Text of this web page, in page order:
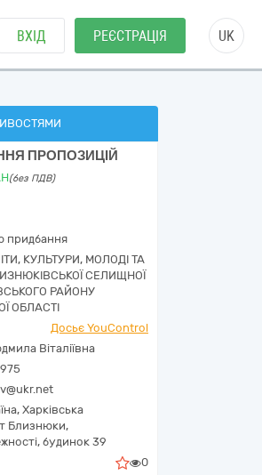
ВХІД РЕЄСТРАЦІЯ UK
ПРОПОЗИЦІЙ
(без ПДВ)
придбання
КУЛЬТУРИ, МОЛОДІ ТА
СЕЛИЩНОЇ
РАЙОНУ
ОБЛАСТІ
Досьє YouControl
Віталіївна
, Харківська
Близнюки,
будинок 39
0